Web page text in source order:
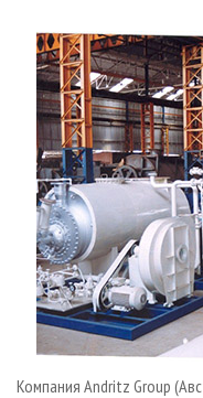
ДЕРЕВЯННОЕ
ПРОИЗВОДСТВО
БИОЭНЕРГЕТИКА
ЦБП
ИНСТРУМЕНТ И
ОФИЦИАЛЬНЫЕ
ПРИОРИТЕТНЫЕ
RUSSIAN FORESTRY
ГАЗЕТА
БИБЛИОТЕКА
Компания Andritz Group